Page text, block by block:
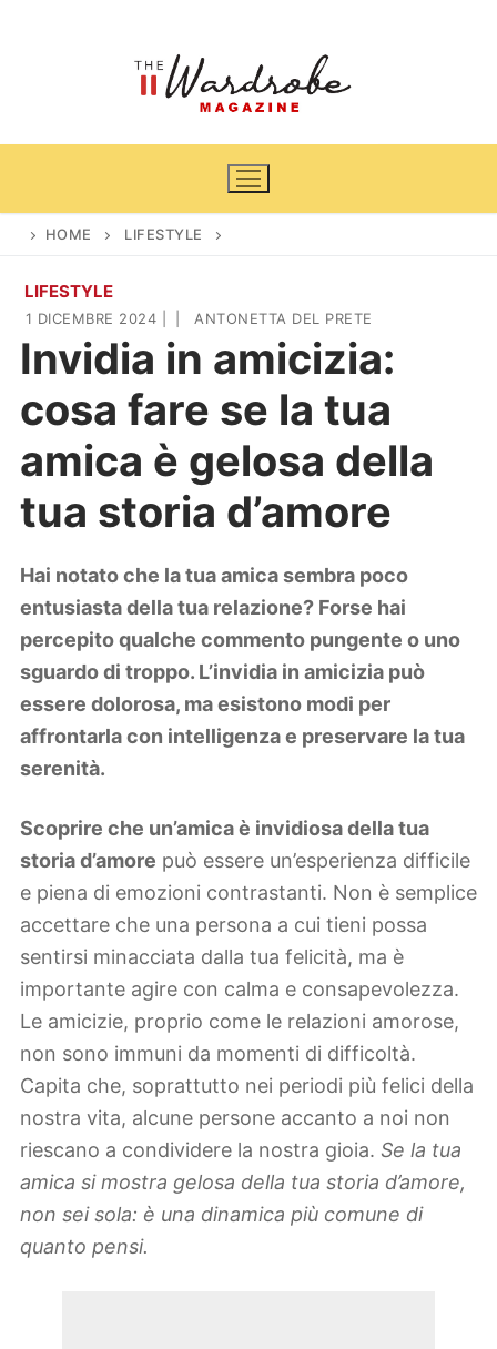
Home
News
Cinema e TV
Casa & Giardino
Arredamento
Piante e fiori
DIY
Lifestyle
Viaggi
HOME LIFESTYLE
LIFESTYLE
1 DICEMBRE 2024 ANTONETTA DEL PRETE
Invidia in amicizia:
cosa fare se la tua
amica è gelosa della
tua storia d’amore
Hai notato che la tua amica sembra poco
entusiasta della tua relazione? Forse hai
percepito qualche commento pungente o uno
sguardo di troppo. L’invidia in amicizia può
essere dolorosa, ma esistono modi per
affrontarla con intelligenza e preservare la tua
serenità.
Scoprire che un’amica è invidiosa della tua
storia d’amore può essere un’esperienza difficile
e piena di emozioni contrastanti. Non è semplice
accettare che una persona a cui tieni possa
sentirsi minacciata dalla tua felicità, ma è
importante agire con calma e consapevolezza.
Le amicizie, proprio come le relazioni amorose,
non sono immuni da momenti di difficoltà.
Capita che, soprattutto nei periodi più felici della
nostra vita, alcune persone accanto a noi non
riescano a condividere la nostra gioia. Se la tua
amica si mostra gelosa della tua storia d’amore,
non sei sola: è una dinamica più comune di
quanto pensi.